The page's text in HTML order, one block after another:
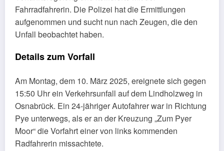
Fahrradfahrerin. Die Polizei hat die Ermittlungen
aufgenommen und sucht nun nach Zeugen, die den
Unfall beobachtet haben.
Details zum Vorfall
Am Montag, dem 10. März 2025, ereignete sich gegen
15:50 Uhr ein Verkehrsunfall auf dem Lindholzweg in
Osnabrück. Ein 24-jähriger Autofahrer war in Richtung
Pye unterwegs, als er an der Kreuzung „Zum Pyer
Moor“ die Vorfahrt einer von links kommenden
Radfahrerin missachtete.